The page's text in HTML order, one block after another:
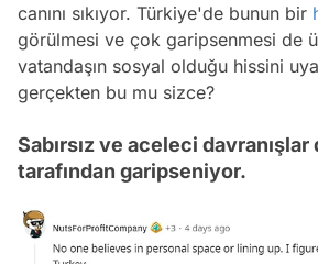
canını sıkıyor. Türkiye'de bunun bir
görülmesi ve çok garipsenmesi de
vatandaşın sosyal olduğu hissini
gerçekten bu mu sizce?
Sabırsız ve aceleci
tarafından garipseniyor.